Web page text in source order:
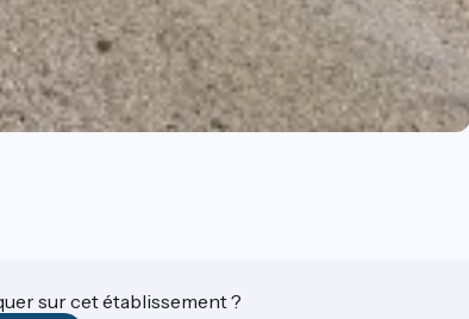
sur cet établissement ?